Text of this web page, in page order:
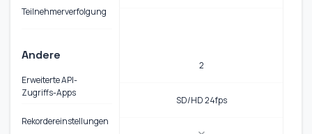
Teilnehmerverfolgung
Andere
Erweiterte API-
Zugriffs-Apps
Rekordereinstellungen
2
SD/HD 24fps